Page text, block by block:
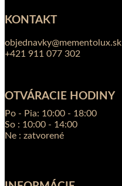
KONTAKT
objednavky@mementolux.sk
+421 911 077 302
OTVÁRACIE HODINY
Po - Pia: 10:00 - 18:00
So : 10:00 - 14:00
Ne : zatvorené